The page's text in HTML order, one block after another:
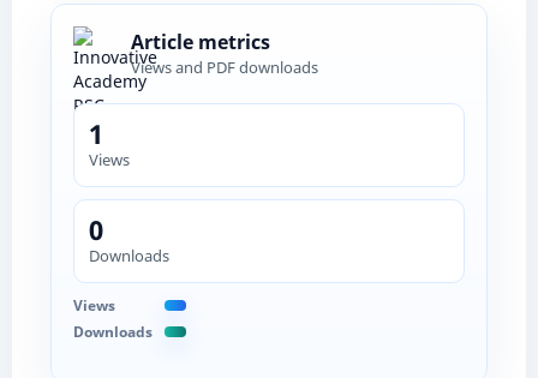
Article metrics
Views and PDF downloads
1
Views
0
Downloads
Views
Downloads